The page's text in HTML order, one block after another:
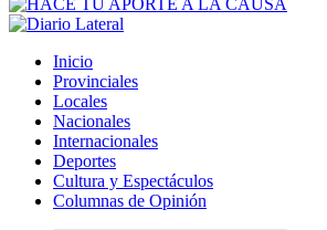
Inicio
Provinciales
Locales
Nacionales
Internacionales
Deportes
Cultura y Espectáculos
Columnas de Opinión